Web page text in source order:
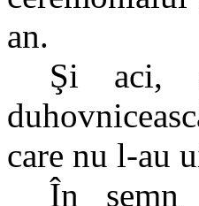
an.
Şi aci,
care nu l-au
În semn